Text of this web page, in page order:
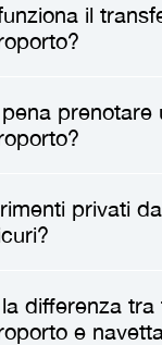
il
prenoti un
, un autista
una facile
Dopo
al tuo
Da lì, godrai di
prenotare
dall'aeroporto
di viaggio
privati
sono
differenza tra
e